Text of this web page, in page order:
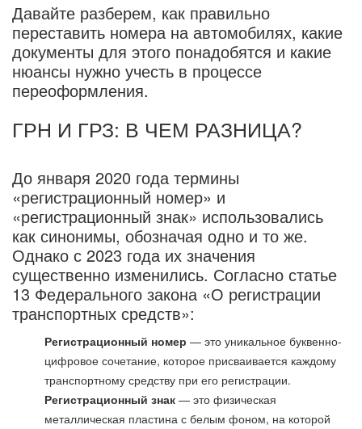
Давайте разберем, как правильно
переставить номера на автомобилях, какие
документы для этого понадобятся и какие
нюансы нужно учесть в процессе
переоформления.
ГРН И ГРЗ: В ЧЕМ РАЗНИЦА?
До января 2020 года термины
«регистрационный номер» и
«регистрационный знак» использовались
как синонимы, обозначая одно и то же.
Однако с 2023 года их значения
существенно изменились. Согласно статье
13 Федерального закона «О регистрации
транспортных средств»:
Регистрационный номер — это уникальное буквенно-
цифровое сочетание, которое присваивается каждому
транспортному средству при его регистрации.
Регистрационный знак — это физическая
металлическая пластина с белым фоном, на которой